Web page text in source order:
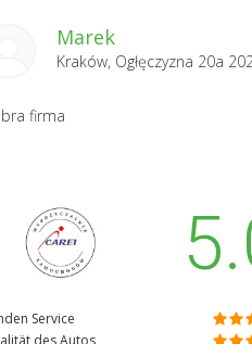
Marek
Kraków, Ogłęczyzna 20a
firma
Service
des Autos